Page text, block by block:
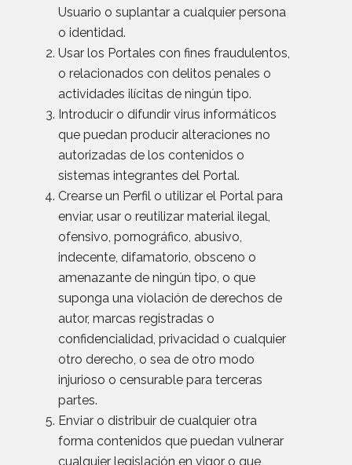
Usuario o suplantar a cualquier persona
o identidad.
Usar los Portales con fines fraudulentos,
o relacionados con delitos penales o
actividades ilícitas de ningún tipo.
Introducir o difundir virus informáticos
que puedan producir alteraciones no
autorizadas de los contenidos o
sistemas integrantes del Portal.
Crearse un Perfil o utilizar el Portal para
enviar, usar o reutilizar material ilegal,
ofensivo, pornográfico, abusivo,
indecente, difamatorio, obsceno o
amenazante de ningún tipo, o que
suponga una violación de derechos de
autor, marcas registradas o
confidencialidad, privacidad o cualquier
otro derecho, o sea de otro modo
injurioso o censurable para terceras
partes.
Enviar o distribuir de cualquier otra
forma contenidos que puedan vulnerar
cualquier legislación en vigor o que